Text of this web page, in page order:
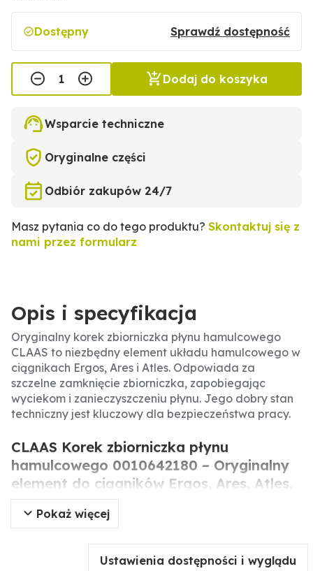
Dostępny Sprawdź dostępność
Dodaj do koszyka
Wsparcie techniczne
Oryginalne części
Odbiór zakupów 24/7
Masz pytania co do tego produktu? Skontaktuj się z
nami przez formularz
Opis i specyfikacja
Oryginalny korek zbiorniczka płynu hamulcowego
CLAAS to niezbędny element układu hamulcowego w
ciągnikach Ergos, Ares i Atles. Odpowiada za
szczelne zamknięcie zbiorniczka, zapobiegając
wyciekom i zanieczyszczeniu płynu. Jego dobry stan
techniczny jest kluczowy dla bezpieczeństwa pracy.
CLAAS Korek zbiorniczka płynu
hamulcowego 0010642180 – Oryginalny
element do ciągników Ergos, Ares, Atles.
Oryginalny korek zbiorniczka płynu hamulcowego
CLAAS to precyzyjnie wykonany element zamykający
zbiorniczek płynu hamulcowego. Odpowiada za
utrzymanie szczelności układu i ochronę płynu przed
Pokaż więcej
Ustawienia dostępności i wyglądu